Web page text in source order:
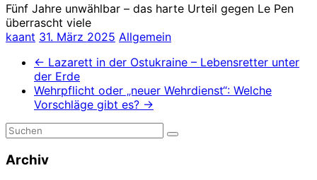
Fünf Jahre unwählbar – das harte Urteil gegen Le Pen
überrascht viele
kaant 31. März 2025 Allgemein
← Lazarett in der Ostukraine – Lebensretter unter
der Erde
Wehrpflicht oder „neuer Wehrdienst“: Welche
Vorschläge gibt es? →
Archiv